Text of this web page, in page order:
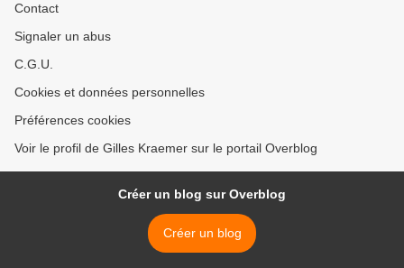
Contact
Signaler un abus
C.G.U.
Cookies et données personnelles
Préférences cookies
Voir le profil de Gilles Kraemer sur le portail Overblog
Créer un blog sur Overblog
Créer un blog